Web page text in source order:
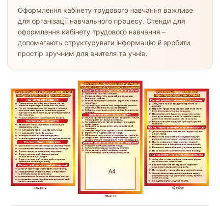
Оформлення кабінету трудового навчання важливе
для організації навчального процесу. Стенди для
оформлення кабінету трудового навчання –
допомагають структурувати інформацію й зробити
простір зручним для вчителя та учнів.